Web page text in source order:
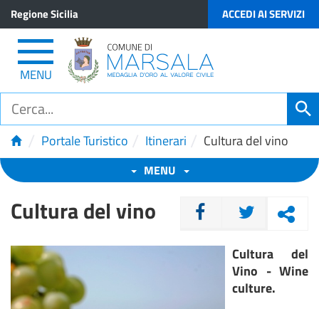
Regione Sicilia ACCEDI AI SERVIZI
MENU
Portale Turistico Itinerari Cultura del vino
MENU
CONDIVIDI
Cultura del vino
Cultura del
Vino - Wine
culture.